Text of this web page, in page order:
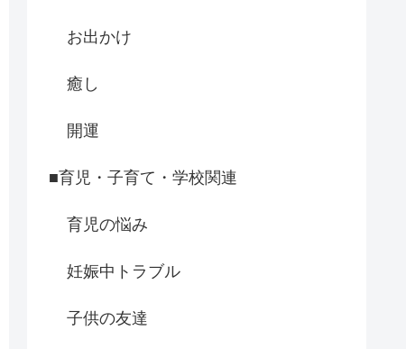
お出かけ
癒し
開運
■育児・子育て・学校関連
育児の悩み
妊娠中トラブル
子供の友達